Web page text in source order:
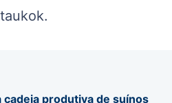
cadeia produtiva de suínos